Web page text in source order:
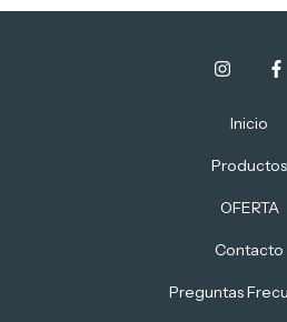
Inicio
Productos
OFERTA
Contacto
Preguntas